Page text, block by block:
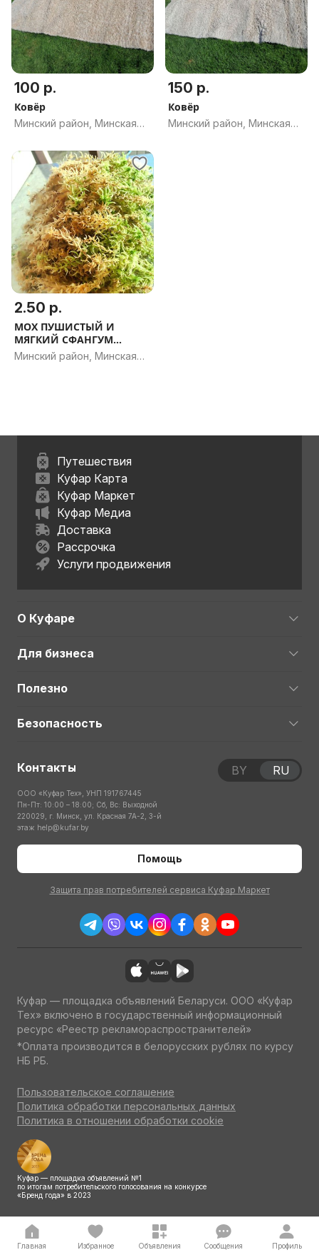
100 р.
Ковёр
Минский район, Минская
150 р.
Ковёр
Минский район, Минская
2.50 р.
МОХ ПУШИСТЫЙ И
МЯГКИЙ СФАНГУМ
МАГЕЛАНСКИЙ
Минский район, Минская
Путешествия
Куфар Карта
Куфар Маркет
Куфар Медиа
Доставка
Рассрочка
Услуги продвижения
О Куфаре
Для бизнеса
Полезно
Безопасность
Контакты
ООО «Куфар Тех», УНП 191767445
Пн-Пт: 10:00 – 18:00; Сб, Вс: Выходной
220029, г. Минск, ул. Красная 7А-2, 3-й
этаж help@kufar.by
Помощь
Защита прав потребителей сервиса Куфар Маркет
BY RU
Куфар — площадка объявлений Беларуси. ООО «Куфар
Тех» включено в государственный информационный
ресурс «Реестр рекламораспространителей»
*Оплата производится в белорусских рублях по курсу
НБ РБ.
Пользовательское соглашение
Политика обработки персональных данных
Политика в отношении обработки cookie
Куфар — площадка объявлений №1
по итогам потребительского голосования на конкурсе
«Бренд года» в 2023
Главная Избранное Объявления Сообщения Профиль